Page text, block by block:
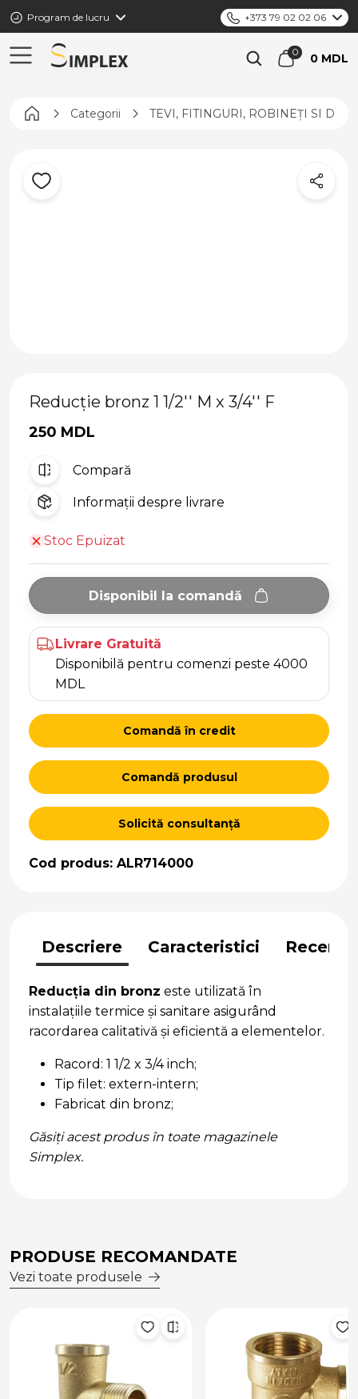
Program de lucru +373 79 02 02 06
0 MDL
Pagina principală
Categorii TEVI, FITINGURI, ROBINEȚI SI
Reducție bronz 1 1/2'' M x 3/4'' F
250 MDL
Compară
Informații despre livrare
Stoc Epuizat
Disponibil la comandă
Livrare Gratuită
Disponibilă pentru comenzi peste 4000
MDL
Comandă în credit
Comandă produsul
Solicită consultanță
Cod produs: ALR714000
Descriere Caracteristici
Reducția din bronz este utilizată în
instalațiile termice și sanitare asigurând
racordarea calitativă și eficientă a elementelor.
Racord: 1 1/2 x 3/4 inch;
Tip filet: extern-intern;
Fabricat din bronz;
Găsiți acest produs în toate magazinele
Simplex.
PRODUSE RECOMANDATE
Vezi toate produsele